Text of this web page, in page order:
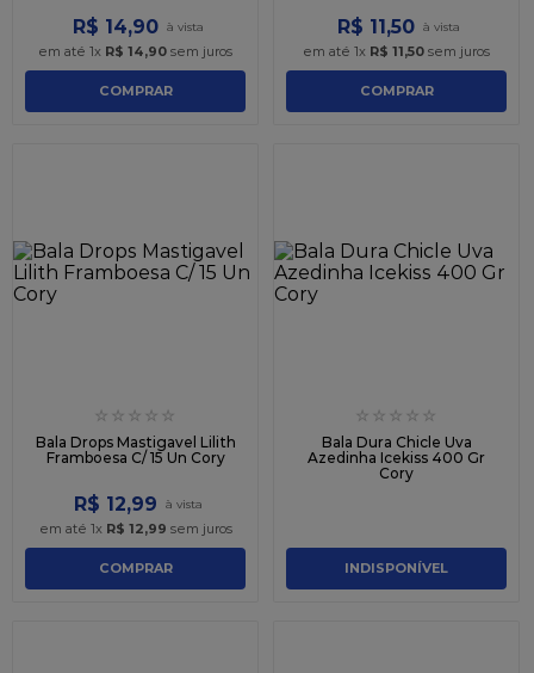
R$ 14,90
em até 1x R$ 14,90 sem juros
COMPRAR
R$ 11,50
em até 1x R$ 11,50 sem juros
COMPRAR
☆ ☆ ☆ ☆ ☆
Bala Drops Mastigavel Lilith
Framboesa C/ 15 Un Cory
R$ 12,99
em até 1x R$ 12,99 sem juros
COMPRAR
☆ ☆ ☆ ☆ ☆
Bala Dura Chicle Uva
Azedinha Icekiss 400 Gr
Cory
INDISPONÍVEL